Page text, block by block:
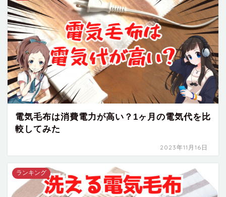
電気毛布は消費電力が高い？1ヶ月の電気代を比
較してみた
2023年11月16日
ランキング